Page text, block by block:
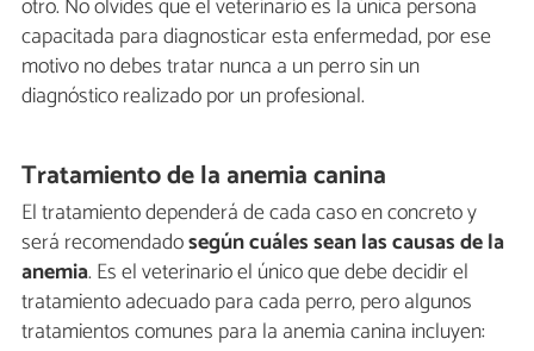
otro. No olvides que el veterinario es la única persona
capacitada para diagnosticar esta enfermedad, por ese
motivo no debes tratar nunca a un perro sin un
diagnóstico realizado por un profesional.
Tratamiento de la anemia canina
El tratamiento dependerá de cada caso en concreto y
será recomendadosegún cuáles sean las causas de la
anemia. Es el veterinario el único que debe decidir el
tratamiento adecuado para cada perro, pero algunos
tratamientos comunes para la anemia canina incluyen: